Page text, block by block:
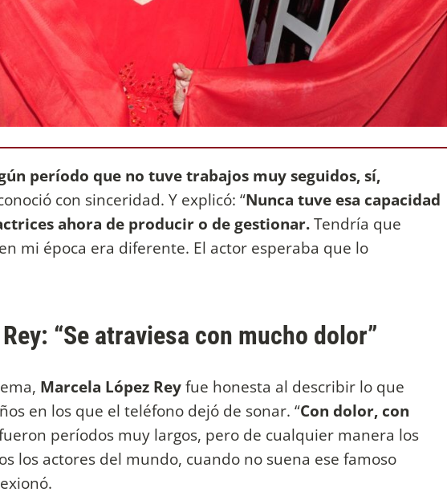
período que no tuve trabajos muy seguidos, sí,
con sinceridad. Y explicó: “Nunca tuve esa capacidad
ahora de producir o de gestionar.Tendría que
mi época era diferente. El actor esperaba que lo
“Se atraviesa con mucho dolor”
Marcela López Reyfue honesta al describir lo que
en los que el teléfono dejó de sonar. “Con dolor, con
períodos muy largos, pero de cualquier manera los
los actores del mundo, cuando no suena ese famoso